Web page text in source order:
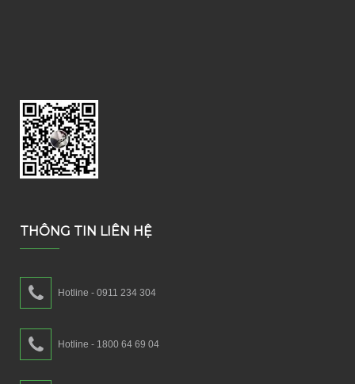
THÔNG TIN LIÊN HỆ
Hotline - 0911 234 304
Hotline - 1800 64 69 04